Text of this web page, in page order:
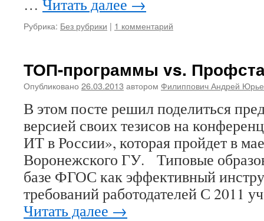
… Читать далее →
Рубрика: Без рубрики | 1 комментарий
ТОП-программы vs.
Опубликовано 26.03.2013 автором Филиппович Андрей
В этом посте решил поделиться
версией своих тезисов на
ИТ в России», которая пройдет в
Воронежского ГУ. Типовые
базе ФГОС как эффективный
требований работодателей С 2011
Читать далее →